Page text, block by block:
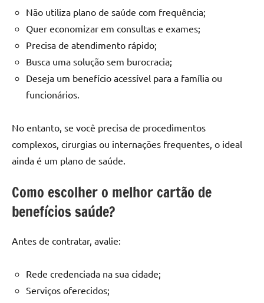
Não utiliza plano de saúde com frequência;
Quer economizar em consultas e exames;
Precisa de atendimento rápido;
Busca uma solução sem burocracia;
Deseja um benefício acessível para a família ou
funcionários.
No entanto, se você precisa de procedimentos
complexos, cirurgias ou internações frequentes, o ideal
ainda é um plano de saúde.
Como escolher o melhor cartão de
benefícios saúde?
Antes de contratar, avalie:
Rede credenciada na sua cidade;
Serviços oferecidos;